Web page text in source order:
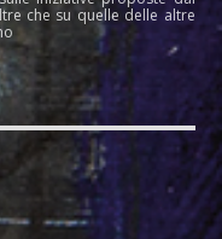
che su quelle delle altre